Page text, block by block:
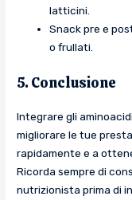
latticini.
Snack pre e
o frullati.
5. Conclusione
Integrare gli
migliorare le tue
rapidamente e a
Ricorda sempre di
nutrizionista prima di